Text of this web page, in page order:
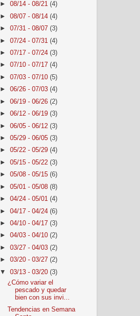
►08/14 - 08/21(4)
►08/07 - 08/14(4)
►07/31 - 08/07(3)
►07/24 - 07/31(4)
►07/17 - 07/24(3)
►07/10 - 07/17(4)
►07/03 - 07/10(5)
►06/26 - 07/03(4)
►06/19 - 06/26(2)
►06/12 - 06/19(3)
►06/05 - 06/12(3)
►05/29 - 06/05(3)
►05/22 - 05/29(4)
►05/15 - 05/22(3)
►05/08 - 05/15(6)
►05/01 - 05/08(8)
►04/24 - 05/01(4)
►04/17 - 04/24(6)
►04/10 - 04/17(3)
►04/03 - 04/10(2)
►03/27 - 04/03(2)
►03/20 - 03/27(2)
▼03/13 - 03/20(3)
¿Cómo variar el
pescado y quedar
bien con sus invi...
Tendencias en Semana